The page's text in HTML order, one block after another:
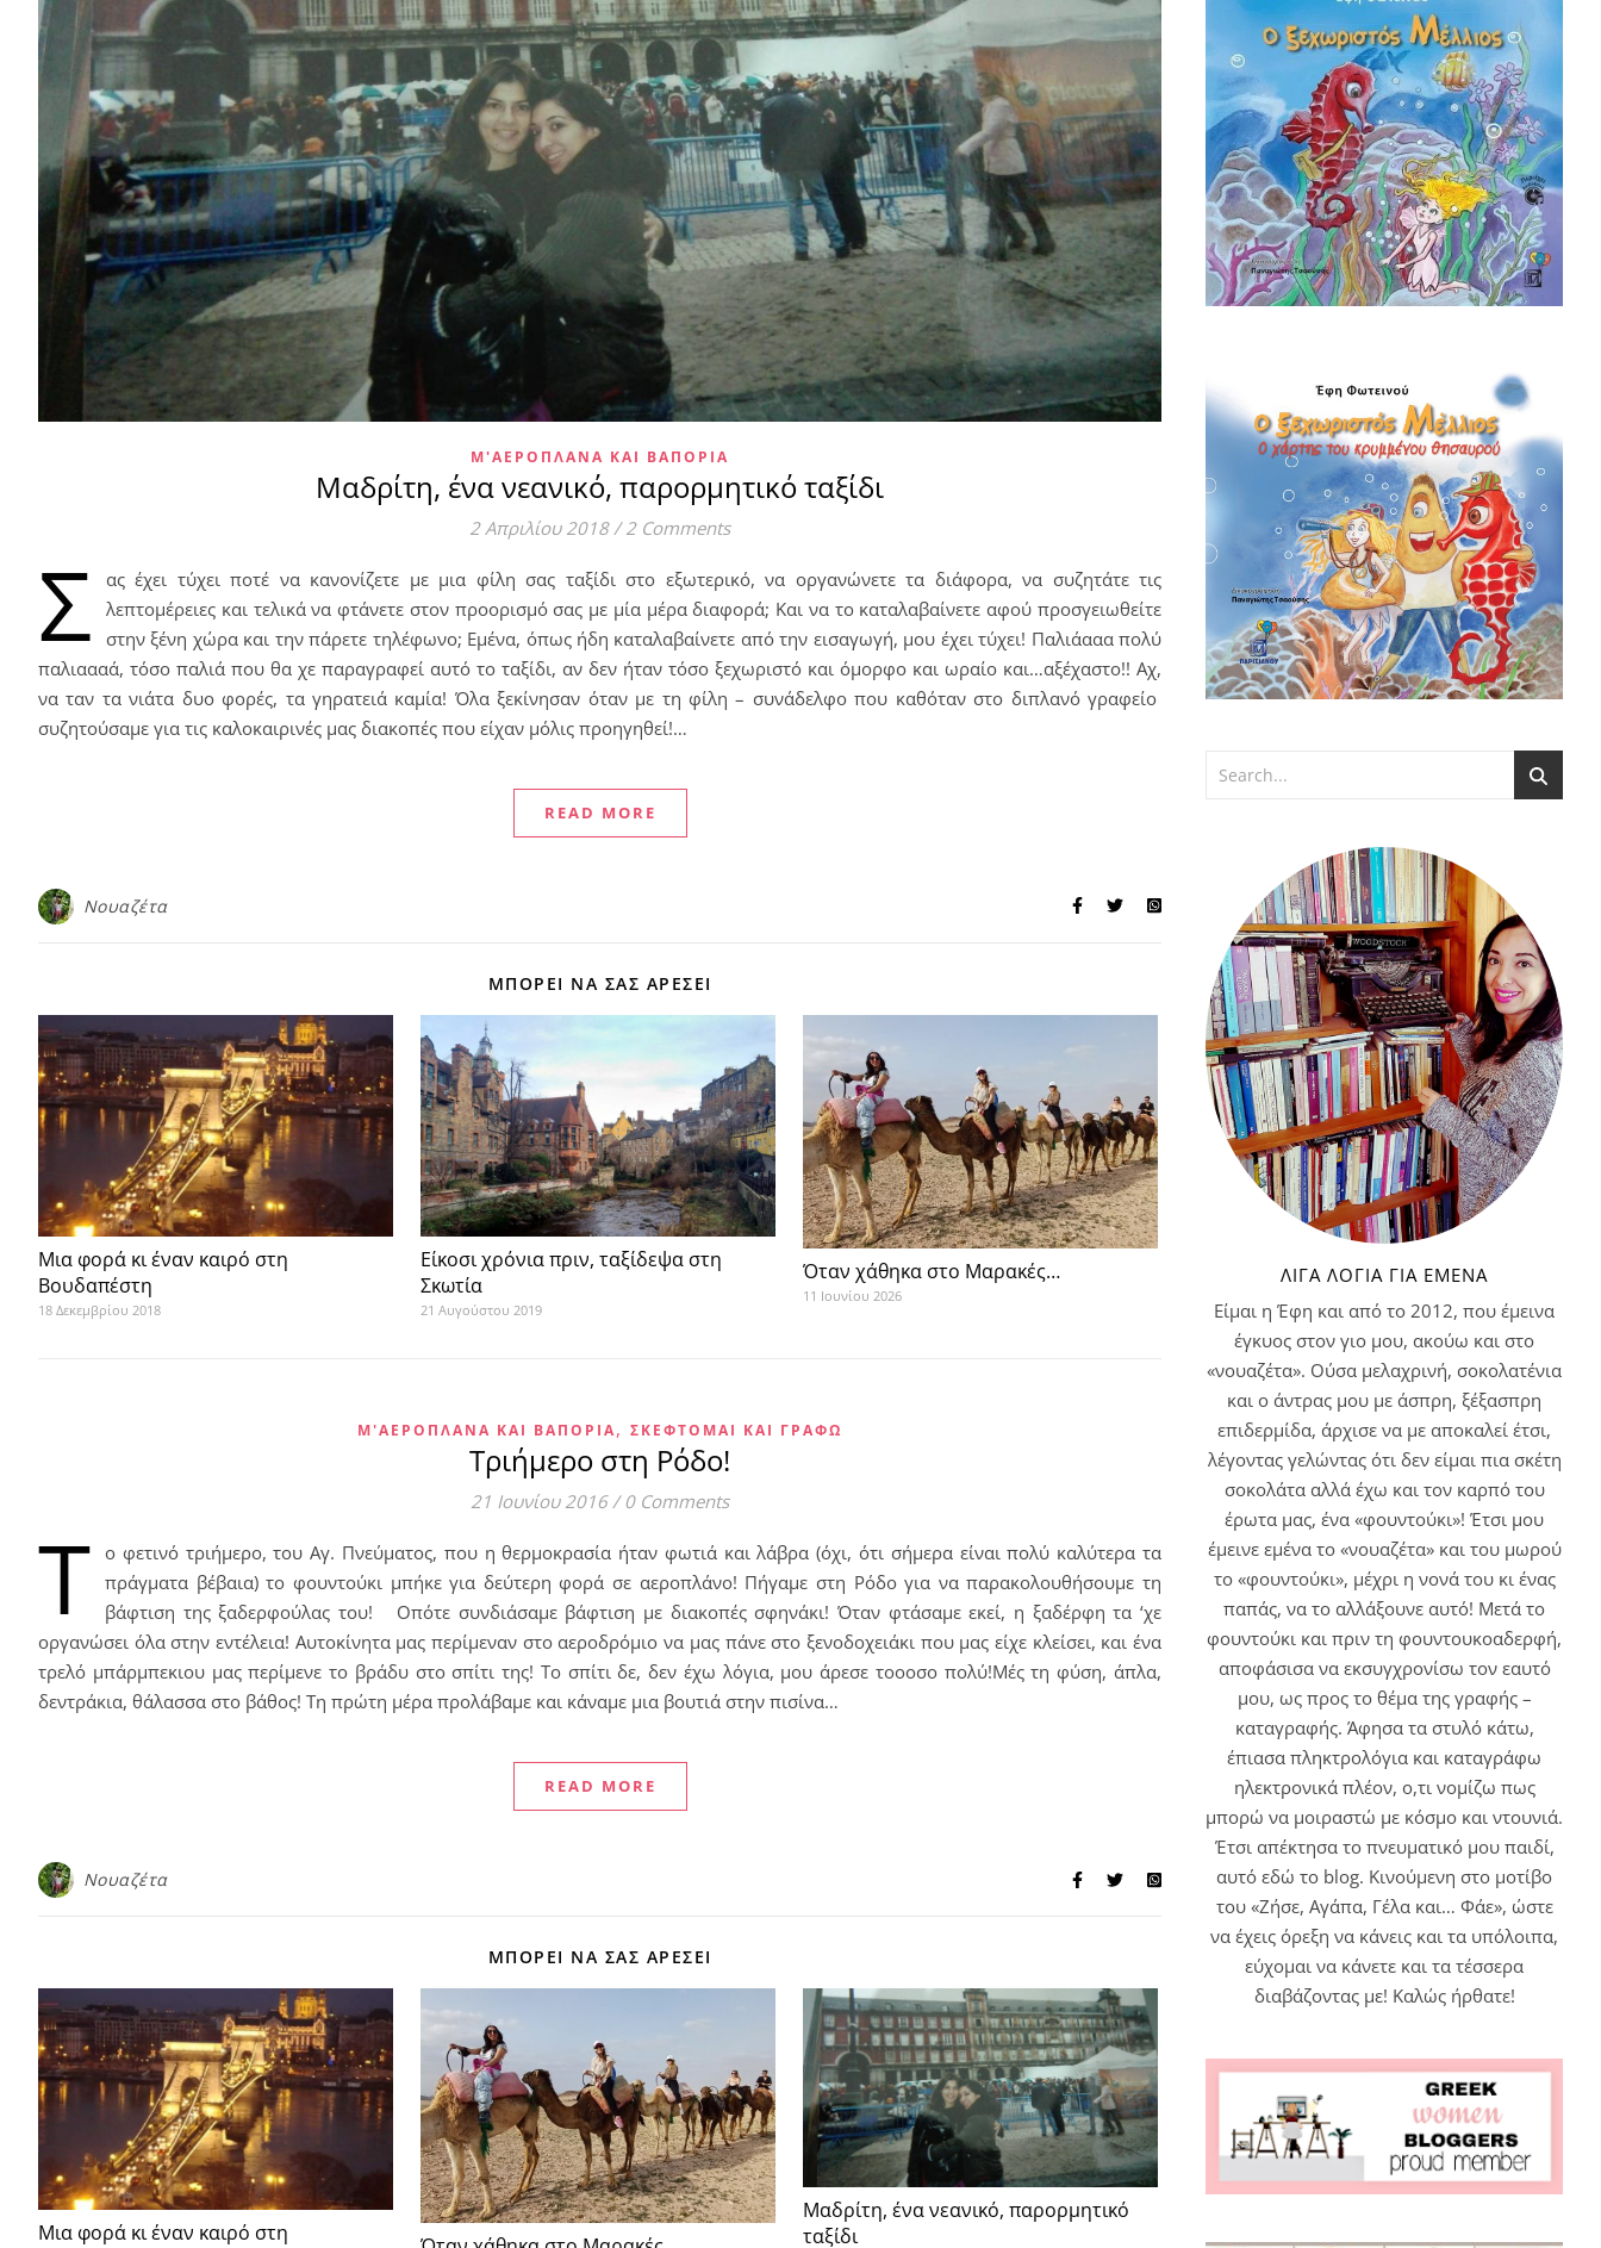
Μ'ΑΕΡΟΠΛΆΝΑ ΚΑΙ ΒΑΠΌΡΙΑ
Μαδρίτη, ένα νεανικό, παρορμητικό ταξίδι
2 Απριλίου 2018 / 2 Comments
Σ
ας έχει τύχει ποτέ να κανονίζετε με μια φίλη σας ταξίδι στο εξωτερικό, να οργανώνετε τα διάφορα, να συζητάτε τις
λεπτομέρειες και τελικά να φτάνετε στον προορισμό σας με μία μέρα διαφορά; Και να το καταλαβαίνετε αφού προσγειωθείτε
στην ξένη χώρα και την πάρετε τηλέφωνο; Εμένα, όπως ήδη καταλαβαίνετε από την εισαγωγή, μου έχει τύχει! Παλιάααα πολύ
παλιαααά, τόσο παλιά που θα χε παραγραφεί αυτό το ταξίδι, αν δεν ήταν τόσο ξεχωριστό και όμορφο και ωραίο και…αξέχαστο!! Αχ,
να ταν τα νιάτα δυο φορές, τα γηρατειά καμία! Όλα ξεκίνησαν όταν με τη φίλη – συνάδελφο που καθόταν στο διπλανό γραφείο
συζητούσαμε για τις καλοκαιρινές μας διακοπές που είχαν μόλις προηγηθεί!…
READ MORE
Νουαζέτα
ΜΠΟΡΕΊ ΝΑ ΣΑΣ ΑΡΈΣΕΙ
Μια φορά κι έναν καιρό στη
Βουδαπέστη
18 Δεκεμβρίου 2018
Είκοσι χρόνια πριν, ταξίδεψα στη
Σκωτία
21 Αυγούστου 2019
Όταν χάθηκα στο Μαρακές…
11 Ιουνίου 2026
Μ'ΑΕΡΟΠΛΆΝΑ ΚΑΙ ΒΑΠΌΡΙΑ, ΣΚΈΦΤΟΜΑΙ ΚΑΙ ΓΡΆΦΩ
Τριήμερο στη Ρόδο!
21 Ιουνίου 2016 / 0 Comments
Τ ο φετινό τριήμερο, του Αγ. Πνεύματος, που η θερμοκρασία ήταν φωτιά και λάβρα (όχι, ότι σήμερα είναι πολύ καλύτερα τα
πράγματα βέβαια) το φουντούκι μπήκε για δεύτερη φορά σε αεροπλάνο! Πήγαμε στη Ρόδο για να παρακολουθήσουμε τη
βάφτιση της ξαδερφούλας του! Οπότε συνδιάσαμε βάφτιση με διακοπές σφηνάκι! Όταν φτάσαμε εκεί, η ξαδέρφη τα ‘χε
οργανώσει όλα στην εντέλεια! Αυτοκίνητα μας περίμεναν στο αεροδρόμιο να μας πάνε στο ξενοδοχειάκι που μας είχε κλείσει, και ένα
τρελό μπάρμπεκιου μας περίμενε το βράδυ στο σπίτι της! Το σπίτι δε, δεν έχω λόγια, μου άρεσε τοοοσο πολύ!Μές τη φύση, άπλα,
δεντράκια, θάλασσα στο βάθος! Τη πρώτη μέρα προλάβαμε και κάναμε μια βουτιά στην πισίνα…
READ MORE
Νουαζέτα
ΜΠΟΡΕΊ ΝΑ ΣΑΣ ΑΡΈΣΕΙ
Μια φορά κι έναν καιρό στη
Μαδρίτη, ένα νεανικό, παρορμητικό
ταξίδι
ΛΊΓΑ ΛΌΓΙΑ ΓΙΑ ΕΜΈΝΑ
Είμαι η Έφη και από το 2012, που έμεινα
έγκυος στον γιο μου, ακούω και στο
«νουαζέτα». Ούσα μελαχρινή, σοκολατένια
και ο άντρας μου με άσπρη, ξέξασπρη
επιδερμίδα, άρχισε να με αποκαλεί έτσι,
λέγοντας γελώντας ότι δεν είμαι πια σκέτη
σοκολάτα αλλά έχω και τον καρπό του
έρωτα μας, ένα «φουντούκι»! Έτσι μου
έμεινε εμένα το «νουαζέτα» και του μωρού
το «φουντούκι», μέχρι η νονά του κι ένας
παπάς, να το αλλάξουνε αυτό! Μετά το
φουντούκι και πριν τη φουντουκοαδερφή,
αποφάσισα να εκσυγχρονίσω τον εαυτό
μου, ως προς το θέμα της γραφής –
καταγραφής. Άφησα τα στυλό κάτω,
έπιασα πληκτρολόγια και καταγράφω
ηλεκτρονικά πλέον, ο,τι νομίζω πως
μπορώ να μοιραστώ με κόσμο και ντουνιά.
Έτσι απέκτησα το πνευματικό μου παιδί,
αυτό εδώ το blog. Κινούμενη στο μοτίβο
του «Ζήσε, Αγάπα, Γέλα και… Φάε», ώστε
να έχεις όρεξη να κάνεις και τα υπόλοιπα,
εύχομαι να κάνετε και τα τέσσερα
διαβάζοντας με! Καλώς ήρθατε!